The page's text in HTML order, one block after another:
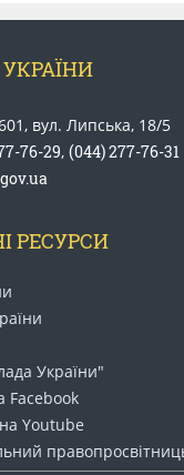
вул. Липська, 18/5
76-29, (044) 277-76-31
РЕСУРСИ
України"
Facebook
Youtube